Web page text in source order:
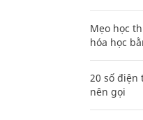
Mẹo học
hóa học
20 số điện
nên gọi